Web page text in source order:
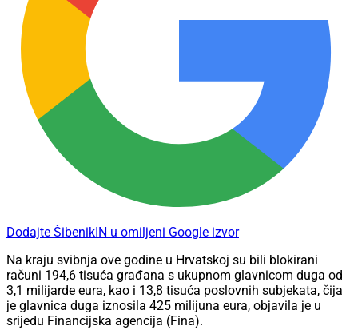
Dodajte ŠibenikIN u omiljeni Google izvor
Na kraju svibnja ove godine u Hrvatskoj su bili blokirani
računi 194,6 tisuća građana s ukupnom glavnicom duga od
3,1 milijarde eura, kao i 13,8 tisuća poslovnih subjekata, čija
je glavnica duga iznosila 425 milijuna eura, objavila je u
srijedu Financijska agencija (Fina).